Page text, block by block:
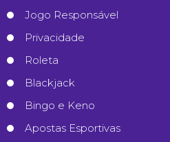
Jogo Responsável
Privacidade
Roleta
Blackjack
Bingo e Keno
Apostas Esportivas